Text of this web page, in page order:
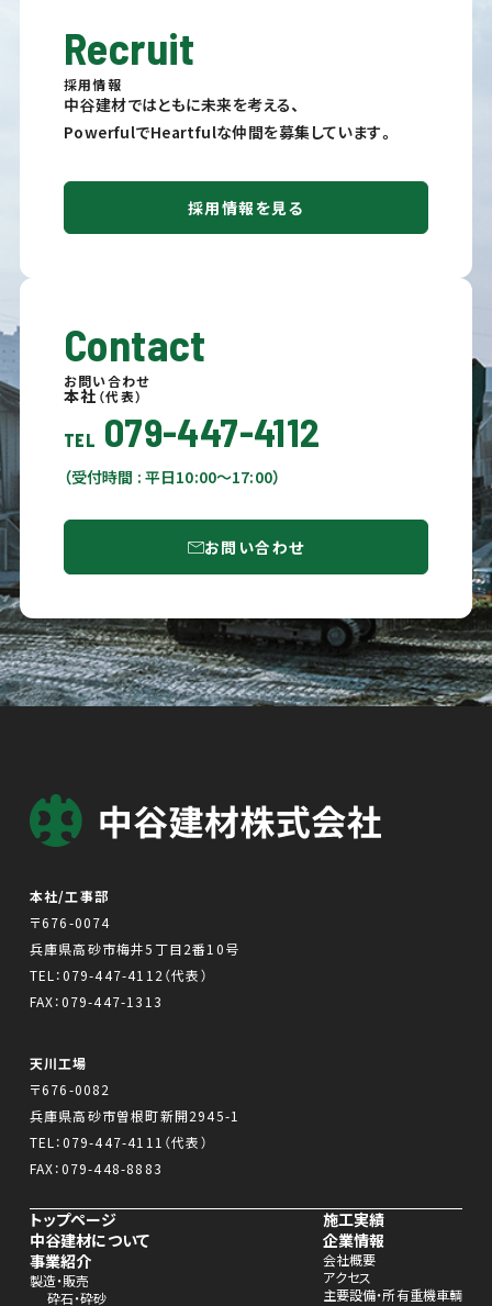
Recruit
採用情報
中谷建材ではともに未来を考える、
PowerfulでHeartfulな仲間を募集しています。
採用情報を見る
Contact
お問い合わせ
本社 （代表）
TEL 079-447-4112
（受付時間 : 平日10:00〜17:00）
お問い合わせ
本社/工事部
〒676-0074
兵庫県高砂市梅井5丁目2番10号
TEL：079-447-4112 （代表）
FAX：079-447-1313
天川工場
〒676-0082
兵庫県高砂市曽根町新開2945-1
TEL：079-447-4111 （代表）
FAX：079-448-8883
トップページ
中谷建材について
事業紹介
製造・販売
砕石・砕砂
施工実績
企業情報
会社概要
アクセス
主要設備・所有重機車輌